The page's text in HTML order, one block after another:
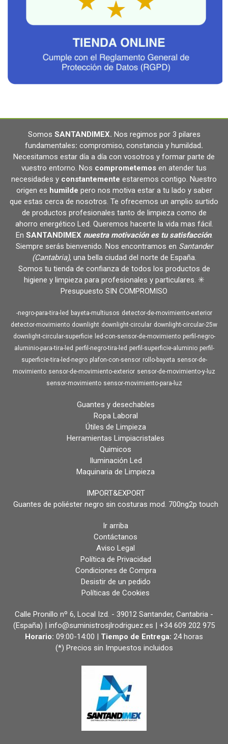
Somos SANTANDIMEX. Nos regimos por 3 pilares
fundamentales: compromiso, constancia y humildad.
Necesitamos estar día a día con vosotros y formar parte de
vuestro entorno. Nos comprometemos en atender tus
necesidades y constantemente estaremos contigo. Nuestro
origen es humilde pero nos motiva estar a tu lado y saber
que estas cerca de nosotros. Te ofrecemos un amplio surtido
de productos profesionales tanto de limpieza como de
ahorro energético Led. Queremos hacerte la vida mas fácil.
En SANTANDIMEX nuestra motivación es tu satisfacción.
Siempre serás bienvenido. Nos encontramos en Santander
(Cantabria), una bella ciudad del norte de España.
Somos tu tienda de confianza de todos los productos de
higiene y limpieza para profesionales y particulares. ✳️
Presupuesto SIN COMPROMISO
-negro-para-tira-led bayeta-multiusos detector-de-movimiento-exterior
detector-movimiento downlight downlight-circular downlight-circular-25w
downlight-circular-superficie
led-con-sensor-de-movimiento perfil-negro-
aluminio-para-tira-led perfil-negro-tira-led perfil-superficie-aluminio perfil-
superficie-tira-led-negro plafon-con-sensor rollo-bayeta sensor-de-
movimiento sensor-de-movimiento-exterior sensor-de-movimiento-y-luz
sensor-movimiento sensor-movimiento-para-luz
Guantes y desechables
Ropa Laboral
Útiles de Limpieza
Herramientas Limpiacristales
Quimicos
Iluminación Led
Maquinaria de Limpieza
IMPORT&EXPORT
Guantes de poliéster negro sin costuras mod. 700ng2p touch
Ir arriba
Contáctanos
Aviso Legal
Política de Privacidad
Condiciones de Compra
Desistir de un pedido
Políticas de Cookies
Calle Pronillo nº 6, Local Izd. - 39012 Santander, Cantabria -
(España) | info@suministrosjlrodriguez.es | +34 609 202 975
Horario: 09:00-14:00 | Tiempo de Entrega: 24 horas
(*) Precios sin Impuestos incluidos